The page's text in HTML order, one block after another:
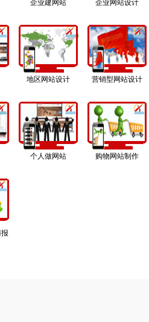
企业建网站 企业网站设计
地区网站设计 营销型网站设计
个人做网站 购物网站制作